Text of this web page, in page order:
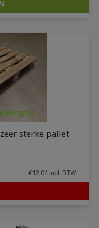
DETAILS
DETAILS
sterke pallet
€12,04 incl. BTW